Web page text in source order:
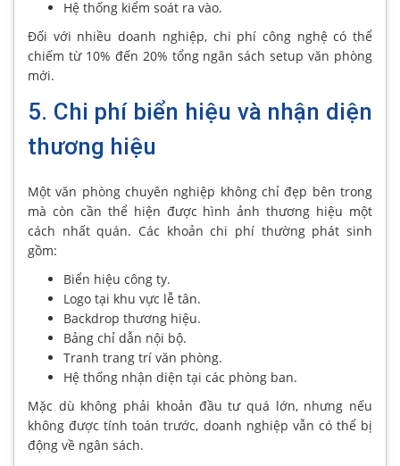
Hệ thống kiểm soát ra vào.
Đối với nhiều doanh nghiệp, chi phí công nghệ có thể
chiếm từ 10% đến 20% tổng ngân sách setup văn phòng
mới.
5. Chi phí biển hiệu và nhận diện
thương hiệu
Một văn phòng chuyên nghiệp không chỉ đẹp bên trong
mà còn cần thể hiện được hình ảnh thương hiệu một
cách nhất quán. Các khoản chi phí thường phát sinh
gồm:
Biển hiệu công ty.
Logo tại khu vực lễ tân.
Backdrop thương hiệu.
Bảng chỉ dẫn nội bộ.
Tranh trang trí văn phòng.
Hệ thống nhận diện tại các phòng ban.
Mặc dù không phải khoản đầu tư quá lớn, nhưng nếu
không được tính toán trước, doanh nghiệp vẫn có thể bị
động về ngân sách.